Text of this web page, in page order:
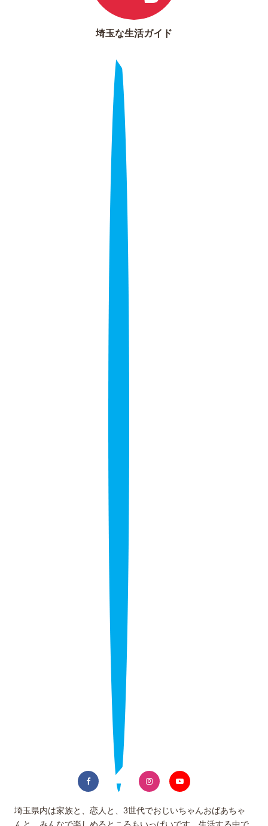
埼玉な生活ガイド
埼玉県内は家族と、恋人と、3世代でおじいちゃんおばあちゃ
んと、みんなで楽しめるところもいっぱいです。生活する中で